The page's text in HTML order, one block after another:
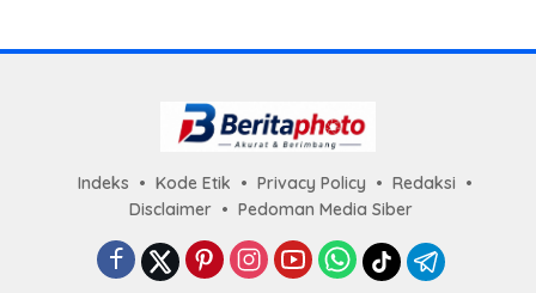
Indeks Kode Etik Privacy Policy
Redaksi
Disclaimer
Pedoman Media Siber